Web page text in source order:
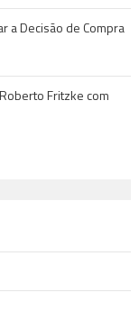
a Decisão de Compra
Fritzke com